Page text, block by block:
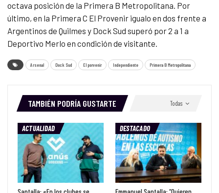
octava posición de la Primera B Metropolitana. Por
último, en la Primera C El Provenir igualo en dos frente a
Argentinos de Quilmes y Dock Sud superó por 2 a 1 a
Deportivo Merlo en condición de visitante.
Arsenal Dock Sud El porvenir Independiente Primera B Metropolitana
Todas
TAMBIÉN PODRÍA GUSTARTE
ACTUALIDAD DESTACADO